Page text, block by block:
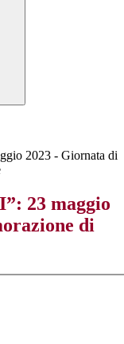
2023 - Giornata di
23 maggio
di